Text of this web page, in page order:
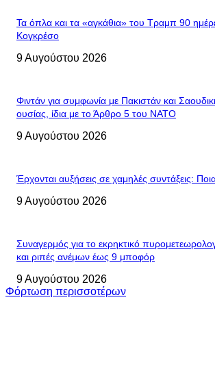
Τα όπλα και τα «αγκάθια» του Τραμπ 90
Κογκρέσο
9 Αυγούστου 2026
Φιντάν για συμφωνία με Πακιστάν και
ουσίας, ίδια με το Άρθρο 5 του ΝΑΤΟ
9 Αυγούστου 2026
Έρχονται αυξήσεις σε χαμηλές συντάξεις:
9 Αυγούστου 2026
Συναγερμός για το εκρηκτικό
και ριπές ανέμων έως 9 μποφόρ
9 Αυγούστου 2026
Φόρτωση περισσοτέρων